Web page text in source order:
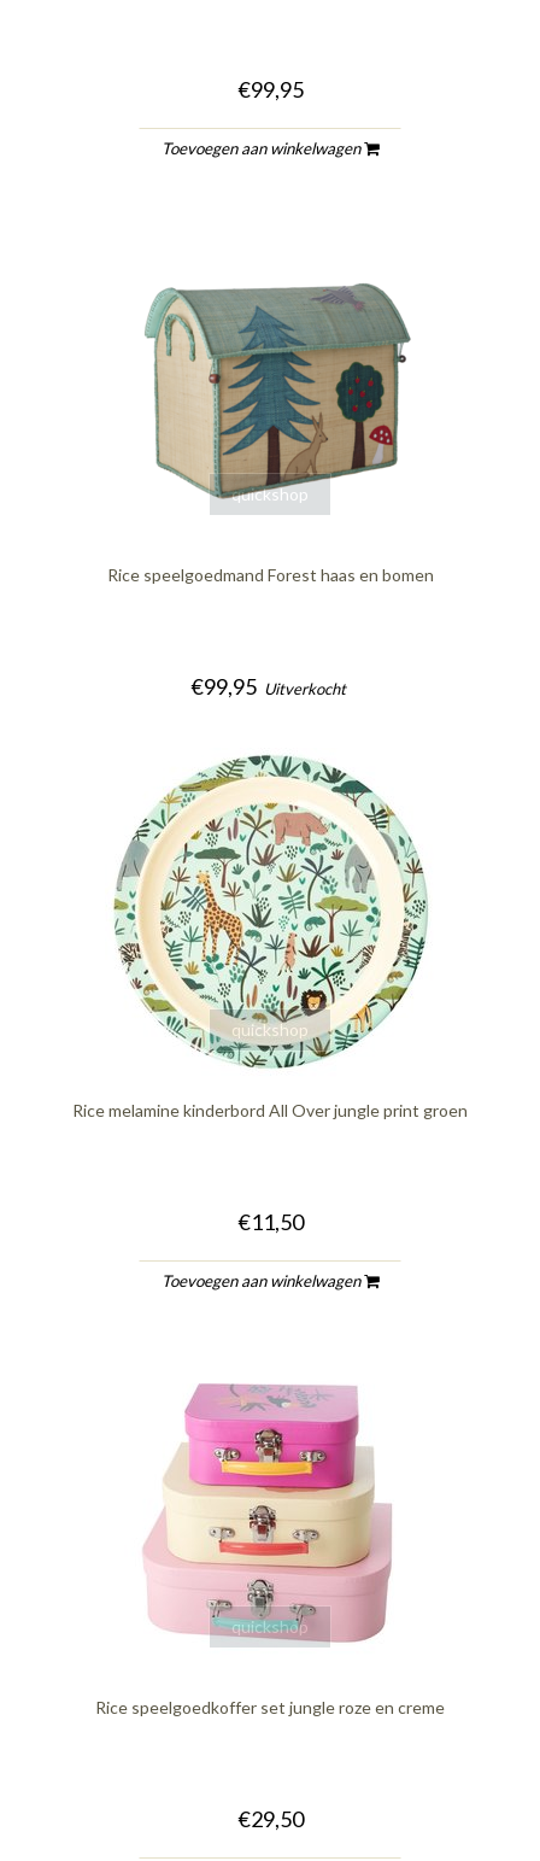
€99,95
Toevoegen aan winkelwagen
quickshop
Rice speelgoedmand Forest haas en bomen
€99,95 Uitverkocht
quickshop
Rice melamine kinderbord All Over jungle print groen
€11,50
Toevoegen aan winkelwagen
quickshop
Rice speelgoedkoffer set jungle roze en creme
€29,50